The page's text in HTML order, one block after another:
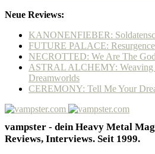
Neue Reviews:
KANONENFIEBER:
FUTURE PALACE: Resurgence
NECROTTED: We Are The
ASTRAL ALCHEMY: Weaving
Dreamworlds
CEREMONY: Tell Me Your
vampster - dein Heavy Metal
Reviews, Interviews. Seit 1999.